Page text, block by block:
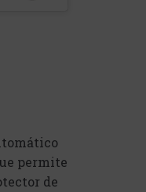
permite
de